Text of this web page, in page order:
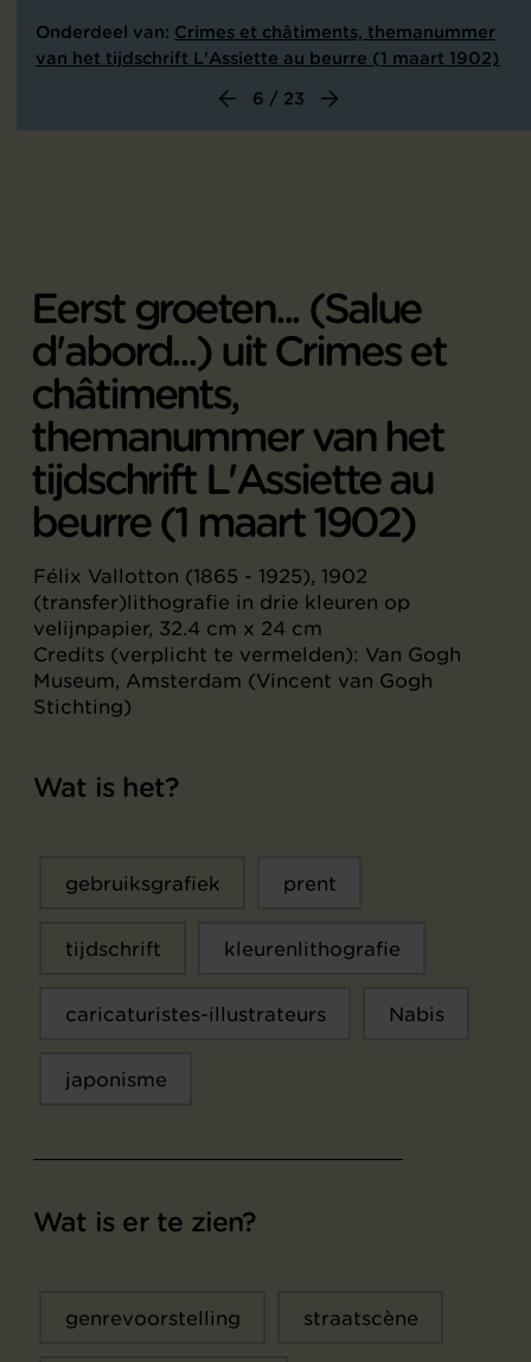
Onderdeel van: Crimes et châtiments, themanummer
van het tijdschrift L'Assiette au beurre (1 maart 1902)
6 / 23
Eerst groeten... (Salue
d'abord...) uit Crimes et
châtiments,
themanummer van het
tijdschrift L'Assiette au
beurre (1 maart 1902)
Félix Vallotton (1865 - 1925), 1902
(transfer)lithografie in drie kleuren op
velijnpapier, 32.4 cm x 24 cm
Credits (verplicht te vermelden): Van Gogh
Museum, Amsterdam (Vincent van Gogh
Stichting)
Wat is het?
gebruiksgrafiek prent
tijdschrift kleurenlithografie
caricaturistes-illustrateurs Nabis
japonisme
Wat is er te zien?
genrevoorstelling straatscène